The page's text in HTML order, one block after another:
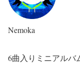
Nemoka
6曲入りミニアルバ